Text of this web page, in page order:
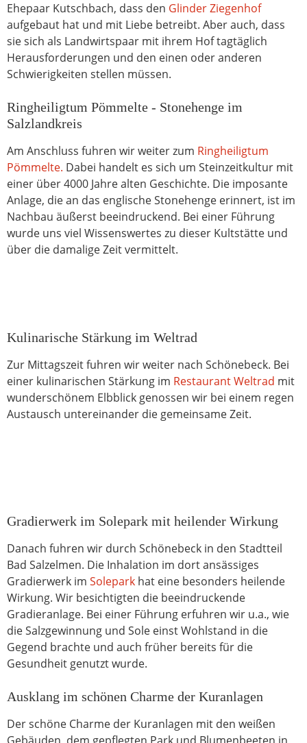
Ehepaar Kutschbach, dass den Glinder Ziegenhof
aufgebaut hat und mit Liebe betreibt. Aber auch, dass
sie sich als Landwirtspaar mit ihrem Hof tagtäglich
Herausforderungen und den einen oder anderen
Schwierigkeiten stellen müssen.
Ringheiligtum Pömmelte - Stonehenge im
Salzlandkreis
Am Anschluss fuhren wir weiter zum Ringheiligtum
Pömmelte. Dabei handelt es sich um Steinzeitkultur mit
einer über 4000 Jahre alten Geschichte. Die imposante
Anlage, die an das englische Stonehenge erinnert, ist im
Nachbau äußerst beeindruckend. Bei einer Führung
wurde uns viel Wissenswertes zu dieser Kultstätte und
über die damalige Zeit vermittelt.
Kulinarische Stärkung im Weltrad
Zur Mittagszeit fuhren wir weiter nach Schönebeck. Bei
einer kulinarischen Stärkung im Restaurant Weltrad mit
wunderschönem Elbblick genossen wir bei einem regen
Austausch untereinander die gemeinsame Zeit.
Gradierwerk im Solepark mit heilender Wirkung
Danach fuhren wir durch Schönebeck in den Stadtteil
Bad Salzelmen. Die Inhalation im dort ansässiges
Gradierwerk im Solepark hat eine besonders heilende
Wirkung. Wir besichtigten die beeindruckende
Gradieranlage. Bei einer Führung erfuhren wir u.a., wie
die Salzgewinnung und Sole einst Wohlstand in die
Gegend brachte und auch früher bereits für die
Gesundheit genutzt wurde.
Ausklang im schönen Charme der Kuranlagen
Der schöne Charme der Kuranlagen mit den weißen